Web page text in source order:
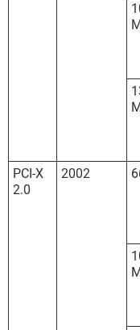
PCI-X
2.0
2002